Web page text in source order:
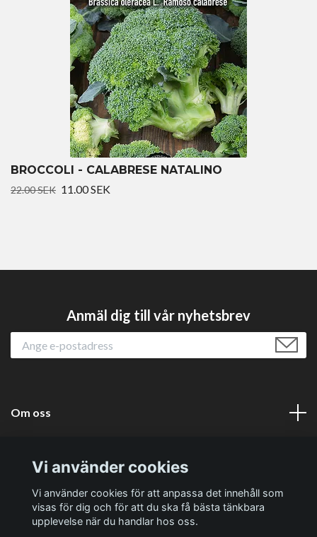
BROCCOLI - CALABRESE NATALINO
22.00 SEK 11.00 SEK
Anmäl dig till vår nyhetsbrev
Om oss
Sociala medier
Vi använder cookies
Vi använder cookies för att anpassa det innehåll som
visas för dig och för att du ska få bästa tänkbara
upplevelse när du handlar hos oss.